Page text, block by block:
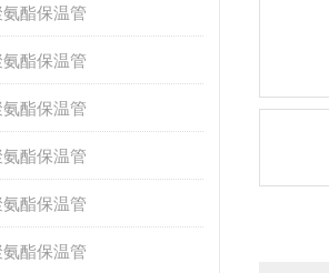
酯保温管
酯保温管
酯保温管
酯保温管
酯保温管
酯保温管